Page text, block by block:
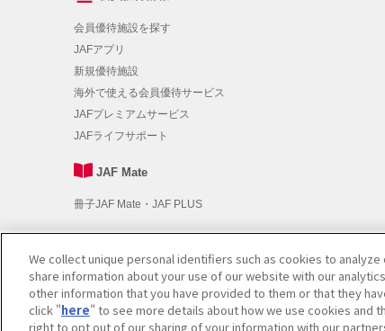
会員優待施設を探す
JAFアプリ
新規優待施設
海外で使える会員優待サービス
JAFプレミアムサービス
JAFライフサポート
JAF Mate
冊子JAF Mate・JAF PLUS
利用規約 | 個人情報の取り扱いについて | 会員優待サービ
CopyRight © JAPAN AUTOMOBILE FEDERATION(JAF). All rights
We collect unique personal identifiers such as cookies to
share information about your use of our website with our
other information that you have provided to them or that they
click "here" to see more details about how we use cookies and
right to opt out of our sharing of your information with our